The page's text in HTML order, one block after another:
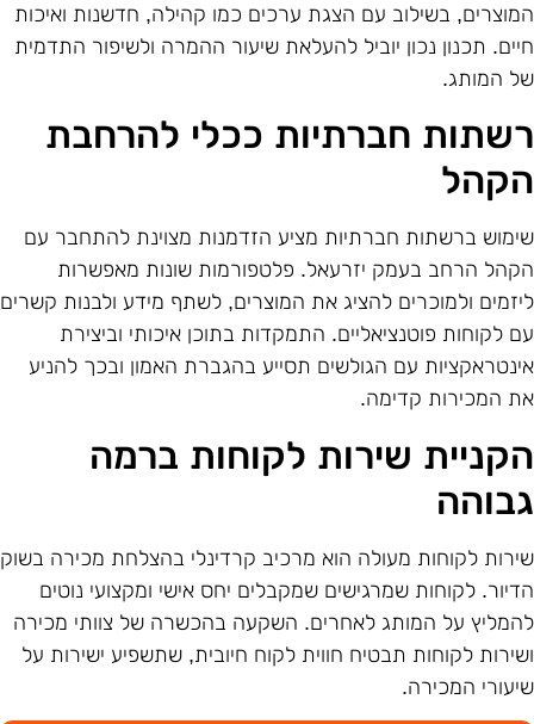
בשילוב עם הצגת ערכים כמו קהילה, חדשנות ואיכות
תכנון נכון יוביל להעלאת שיעור ההמרה ולשיפור התדמית
המותג.
חברתיות ככלי להרחבת
ברשתות חברתיות מציע הזדמנות מצוינת להתחבר עם
הרחב בעמק יזרעאל. פלטפורמות שונות מאפשרות
ולמוכרים להציג את המוצרים, לשתף מידע ולבנות קשרים
לקוחות פוטנציאליים. התמקדות בתוכן איכותי וביצירת
עם הגולשים תסייע בהגברת האמון ובכך להניע
המכירות קדימה.
שירות לקוחות ברמה
לקוחות מעולה הוא מרכיב קרדינלי בהצלחת מכירה בשוק
לקוחות שמרגישים שמקבלים יחס אישי ומקצועי נוטים
על המותג לאחרים. השקעה בהכשרה של צוותי מכירה
לקוחות תבטיח חווית לקוח חיובית, שתשפיע ישירות על
המכירה.